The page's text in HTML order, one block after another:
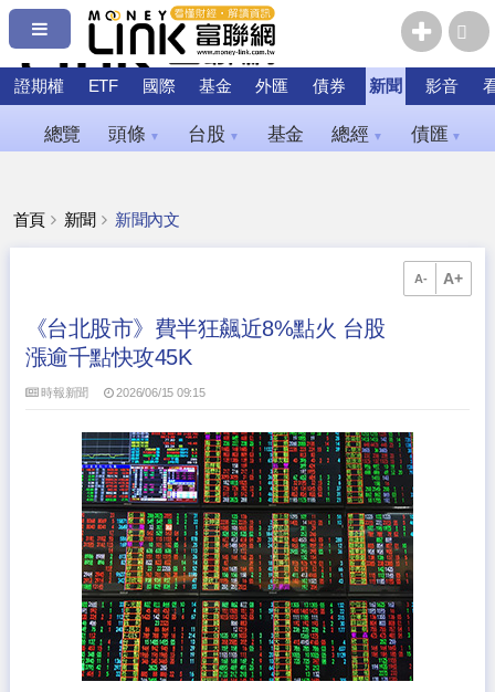
證期權 ETF 國際 基金 外匯 債券 新聞 影音
總覽 頭條 ▼ 台股 ▼ 基金 總經 ▼ 債匯 ▼
首頁 新聞 新聞內文
A- A+
《台北股市》費半狂飆近8%點火 台股
漲逾千點快攻45K
時報新聞 2026/06/15 09:15